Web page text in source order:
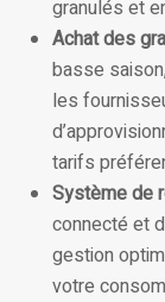
granulés et
Achat des
basse
les
tarifs
Système de
connecté et
gestion
votre